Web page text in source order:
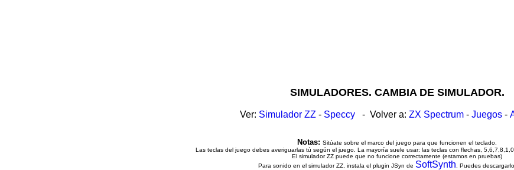
SIMULADORES. CAMBIA DE SIMULADOR.
Ver: Simulador ZZ - Speccy - Volver a: ZX Spectrum - Juegos -
Notas: Sitúate sobre el marco del juego para que funcionen el teclado.
Las teclas del juego debes averiguarlas tú según el juego. La mayoría suele usar: las teclas con flechas,
El simulador ZZ puede que no funcione correctamente (estamos en pruebas)
Para sonido en el simulador ZZ, instala el plugin JSyn de SoftSynth . Puedes descargarlo